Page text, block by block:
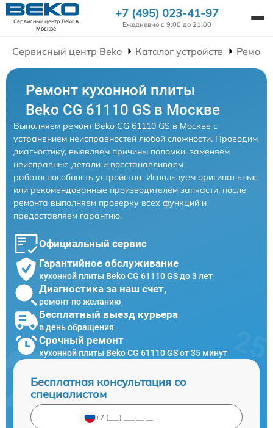
Сервисный центр Bekoв
Москве
+7 (495) 023-41-97
Ежедневно с 9:00 до 21:00
Сервисный центр Beko Каталог устройств
Ремонт кухонной плиты
Beko CG 61110 GS в Москве
Выполняем ремонт Beko CG 61110 GS в Москве с
устранением неисправностей любой сложности. Проводим
диагностику, выявляем причины поломки, заменяем
неисправные детали и восстанавливаем
работоспособность устройства. Используем оригинальные
или рекомендованные производителем запчасти, после
ремонта выполняем проверку всех функций и
предоставляем гарантию.
Официальный сервис
Гарантийное обслуживание
кухонной плиты Beko CG 61110 GS до 3 лет
Диагностика за наш счет,
ремонт по желанию
Бесплатный выезд курьера
в день обращения
Срочный ремонт
кухонной плиты Beko CG 61110 GS от 35 минут
Бесплатная консультация со
специалистом